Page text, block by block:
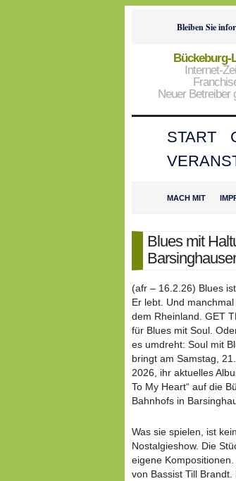
Bleiben Sie
Bückeburg-
Internet-
Neuer Betreiber
START
MACH MIT
Blues mit
(afr – 16.2.26) Blues
Er lebt. Und
dem Rheinland. GET
für Blues mit Soul.
es umdreht: Soul mit
bringt am Samstag,
2026, ihr aktuelles
To My Heart“ auf die
Bahnhofs in
Was sie spielen, ist
Nostalgieshow. Die
eigene
von Bassist Till Brandt.